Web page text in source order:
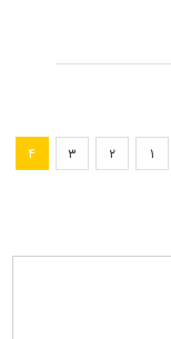
۱ ۲ ۳ ۴